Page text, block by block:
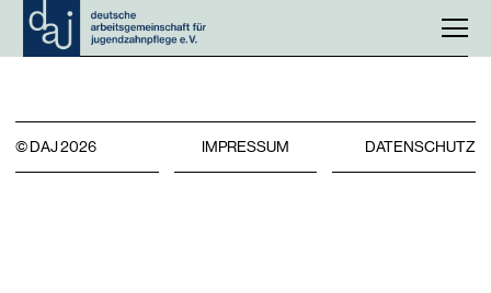
© DAJ 2026 IMPRESSUM DATENSCHUTZ